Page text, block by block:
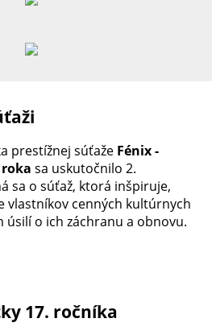
prestížnej súťaže Fénix -
sa uskutočnilo 2.
sa o súťaž, ktorá inšpiruje,
vlastníkov cenných kultúrnych
úsilí o ich záchranu a obnovu.
17. ročníka